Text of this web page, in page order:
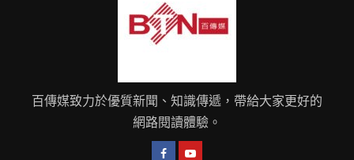
百傳媒致力於優質新聞、知識傳遞，帶給大家更好的
網路閱讀體驗。